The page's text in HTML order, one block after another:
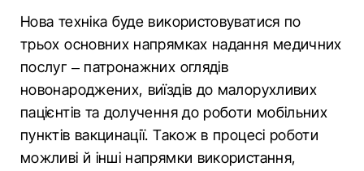
Нова техніка буде використовуватися по
трьох основних напрямках надання медичних
послуг – патронажних оглядів
новонароджених, виїздів до малорухливих
пацієнтів та долучення до роботи мобільних
пунктів вакцинації. Також в процесі роботи
можливі й інші напрямки використання,